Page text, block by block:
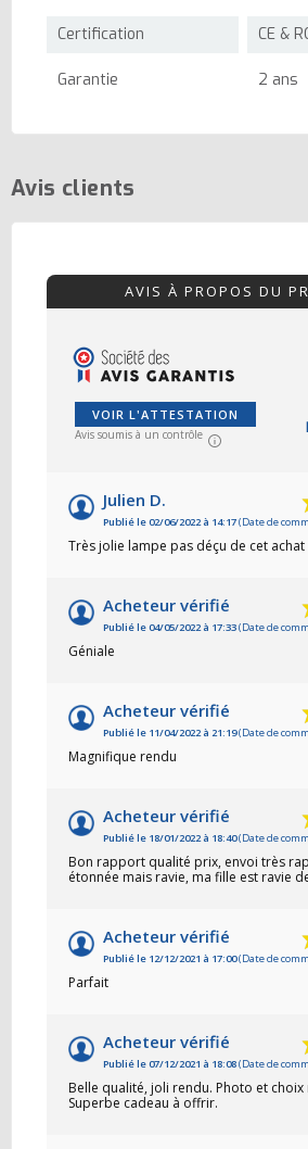
Certification CE &
Garantie 2 ans
Avis clients
AVIS À PROPOS DU
VOIR L'ATTESTATION
Avis soumis à un contrôle
Julien D.
Publié le 02/06/2022 à 14:17(Date de
Très jolie lampe pas déçu de cet achat
Acheteur vérifié
Publié le 04/05/2022 à 17:33(Date de
Géniale
Acheteur vérifié
Publié le 11/04/2022 à 21:19(Date de
Magnifique rendu
Acheteur vérifié
Publié le 18/01/2022 à 18:40(Date de
Bon rapport qualité prix, envoi très
étonnée mais ravie, ma fille est ravie
Acheteur vérifié
Publié le 12/12/2021 à 17:00(Date de
Parfait
Acheteur vérifié
Publié le 07/12/2021 à 18:08(Date de
Belle qualité, joli rendu. Photo et choix
Superbe cadeau à offrir.